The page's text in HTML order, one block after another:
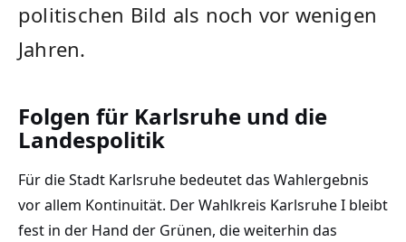
politischen Bild als noch vor wenigen
Jahren.
Folgen für Karlsruhe und die
Landespolitik
Für die Stadt Karlsruhe bedeutet das Wahlergebnis
vor allem Kontinuität. Der Wahlkreis Karlsruhe I bleibt
fest in der Hand der Grünen, die weiterhin das